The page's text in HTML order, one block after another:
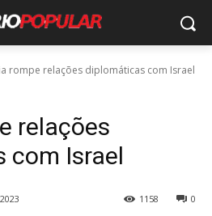
rompe relações diplomáticas com Israel
relações
com Israel
0
1158